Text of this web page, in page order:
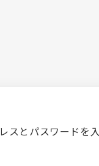
とパスワードを